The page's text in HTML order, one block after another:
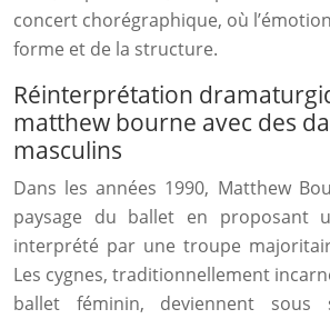
concert chorégraphique, où
forme et de la structure.
Réinterprétation
matthew bourne avec des
masculins
Dans les années 1990, Matthew
paysage du ballet en proposant
interprété par une troupe
Les cygnes, traditionnellement
ballet féminin, deviennent sous